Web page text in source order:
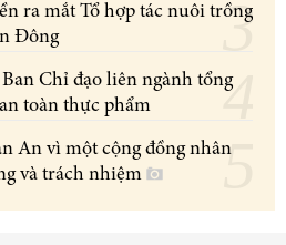
ra mắt Tổ hợp tác nuôi trồng
Đông
Chỉ đạo liên ngành tổng
toàn thực phẩm
An vì một cộng đồng nhân
và trách nhiệm